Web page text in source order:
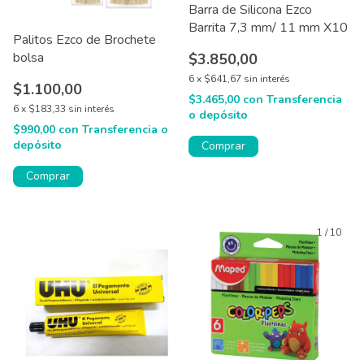
Palitos Ezco de Brochete
bolsa
$1.100,00
6x $183,33 sin interés
$990,00 con Transferencia o
depósito
Comprar
Barra de Silicona Ezco
Barrita 7,3 mm/ 11 mm X10
$3.850,00
6x $641,67 sin interés
$3.465,00 con Transferencia
o depósito
Comprar
1 /10